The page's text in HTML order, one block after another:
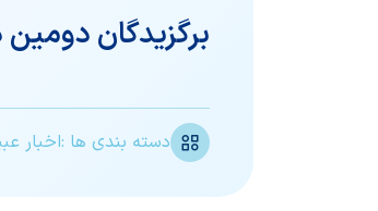
برگزیدگان
دسته بندی ها :اخبار